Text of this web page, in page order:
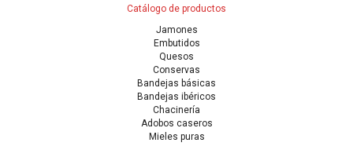
Catálogo de productos
Jamones
Embutidos
Quesos
Conservas
Bandejas básicas
Bandejas ibéricos
Chacinería
Adobos caseros
Mieles puras